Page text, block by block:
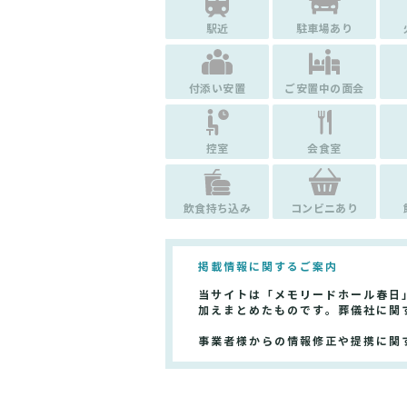
駅近 駐車場あり
付添い安置 ご安置中の面会
控室 会食室
飲食持ち込み コンビニあり
掲載情報に関するご案内
当サイトは「メモリードホール春
加えまとめたものです。葬儀社に
事業者様からの情報修正や提携に